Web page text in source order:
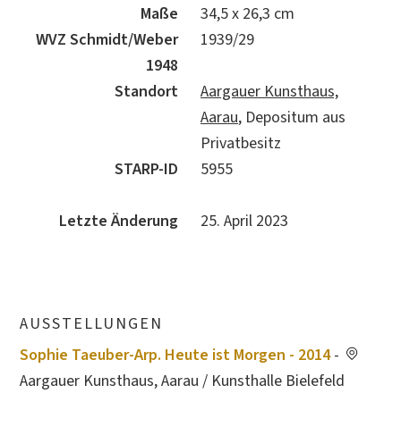
Maße
34,5 x 26,3 cm
WVZ Schmidt/Weber
1948
1939/29
Standort
Aargauer Kunsthaus,
Aarau, Depositum aus
Privatbesitz
STARP-ID
5955
Letzte Änderung 25. April 2023
AUSSTELLUNGEN
Sophie Taeuber-Arp. Heute ist Morgen - 2014-
Aargauer Kunsthaus, Aarau / Kunsthalle Bielefeld